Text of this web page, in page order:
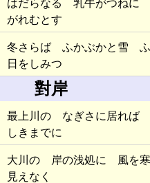
はだらなる 乳牛がつね
がれむとす
冬さらば ふかぶかと雪
日をしみつ
對岸
最上川の なぎさに居れ
しきまでに
大川の 岸の浅処に 風を
見えなく